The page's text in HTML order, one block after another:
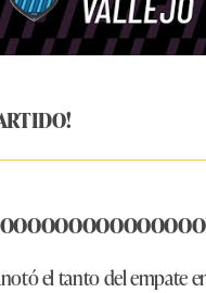
el tanto del empate